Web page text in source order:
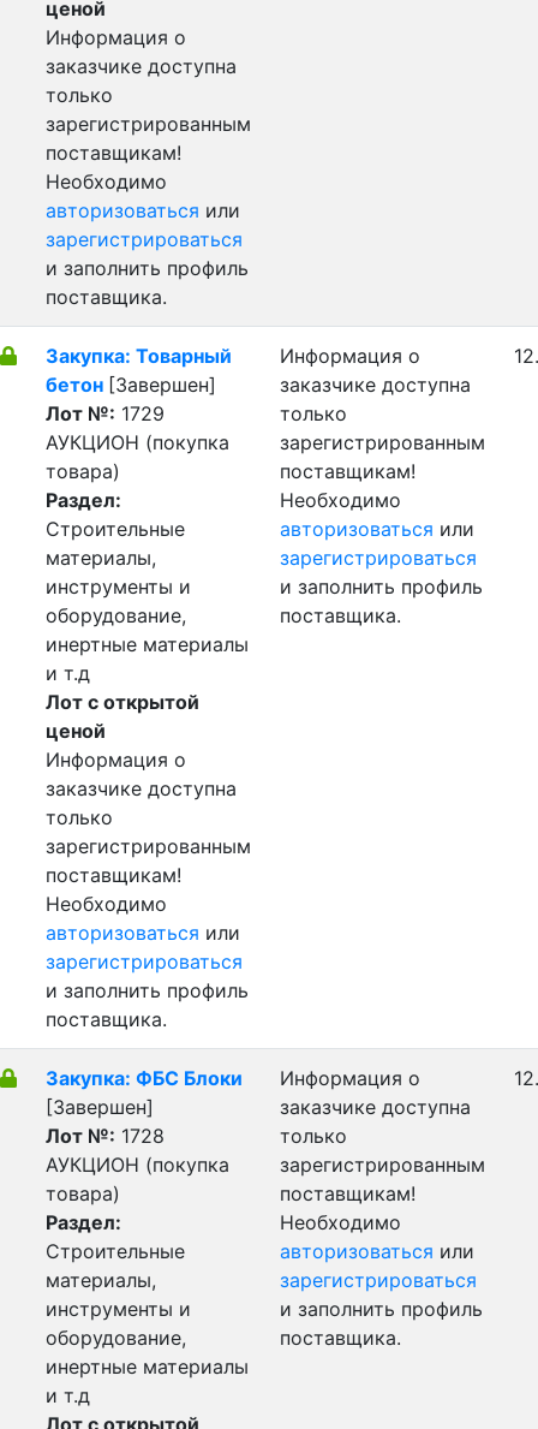
ценой
Информация о
заказчике доступна
только
зарегистрированным
поставщикам!
Необходимо
авторизоваться или
зарегистрироваться
и заполнить профиль
поставщика.
Закупка: Товарный
бетон [Завершен]
Лот №: 1729
АУКЦИОН (покупка
товара)
Раздел:
Строительные
материалы,
инструменты и
оборудование,
инертные материалы
и т.д
Лот с открытой
ценой
Информация о
заказчике доступна
только
зарегистрированным
поставщикам!
Необходимо
авторизоваться или
зарегистрироваться
и заполнить профиль
поставщика.
Информация о
заказчике доступна
только
зарегистрированным
поставщикам!
Необходимо
авторизоваться или
зарегистрироваться
и заполнить профиль
поставщика.
Закупка: ФБС Блоки
[Завершен]
Лот №: 1728
АУКЦИОН (покупка
товара)
Раздел:
Строительные
материалы,
инструменты и
оборудование,
инертные материалы
и т.д
Лот с открытой
Информация о
заказчике доступна
только
зарегистрированным
поставщикам!
Необходимо
авторизоваться или
зарегистрироваться
и заполнить профиль
поставщика.